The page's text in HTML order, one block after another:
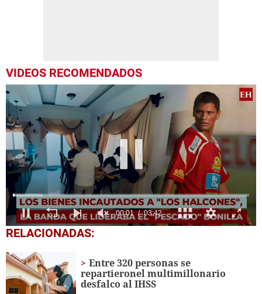
VIDEOS RECOMENDADOS
0
of
minutes,
42
seconds
RELACIONADAS:
Entre 320 personas se
repartieronel multimillonario
desfalco al IHSS